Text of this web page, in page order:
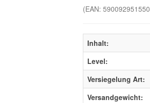
(EAN:
Inhalt:
Level:
Versiegelung Art:
Versandgewicht: